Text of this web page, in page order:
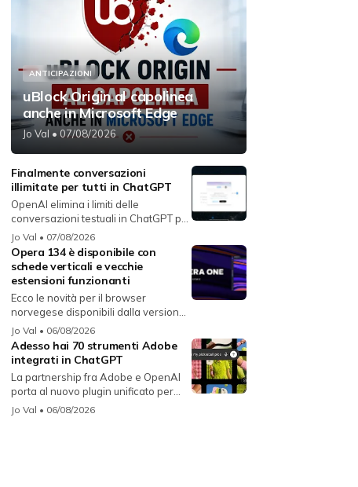
ANTICIPAZIONI
uBlock Origin al capolinea
anche in Microsoft Edge
Jo Val • 07/08/2026
Finalmente conversazioni
illimitate per tutti in ChatGPT
OpenAI elimina i limiti delle
conversazioni testuali in ChatGPT per
i...
Jo Val • 07/08/2026
Opera 134 è disponibile con
schede verticali e vecchie
estensioni funzionanti
Ecco le novità per il browser
norvegese disponibili dalla versione
134...
Jo Val • 06/08/2026
Adesso hai 70 strumenti Adobe
integrati in ChatGPT
La partnership fra Adobe e OpenAI
porta al nuovo plugin unificato per...
Jo Val • 06/08/2026